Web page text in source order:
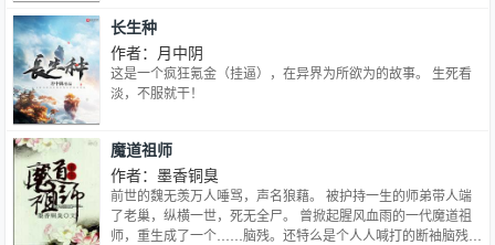
长生种
作者：月中阴
这是一个疯狂氪金（挂逼），在异界为所欲为的故事。 生死看
淡，不服就干！
魔道祖师
作者：墨香铜臭
前世的魏无羡万人唾骂，声名狼藉。 被护持一生的师弟带人端
了老巢，纵横一世，死无全尸。 曾掀起腥风血雨的一代魔道祖
师，重生成了一个……脑残。还特么是个人人喊打的断袖脑残！